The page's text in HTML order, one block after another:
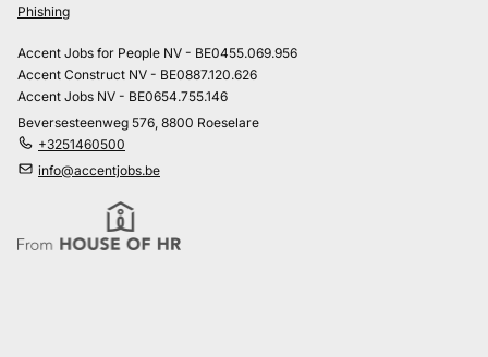
Phishing
Accent Jobs for People NV - BE0455.069.956
Accent Construct NV - BE0887.120.626
Accent Jobs NV - BE0654.755.146
Beversesteenweg 576, 8800 Roeselare
+3251460500
info@accentjobs.be